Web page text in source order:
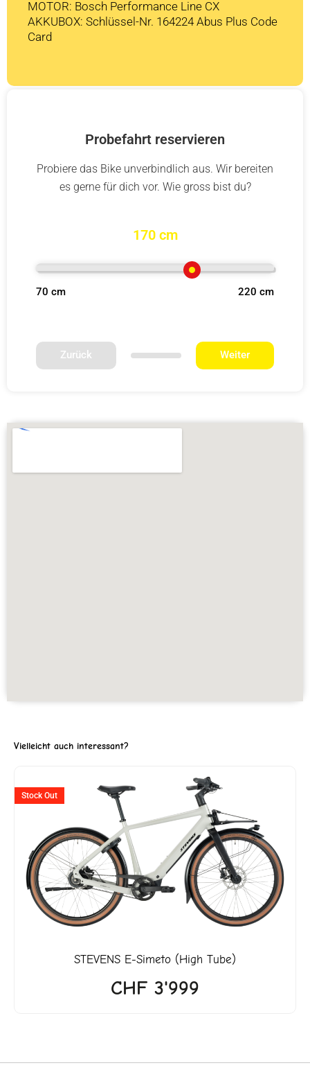
MOTOR: Bosch Performance Line CX
AKKUBOX: Schlüssel-Nr. 164224 Abus Plus Code
Card
Probefahrt reservieren
Probiere das Bike unverbindlich aus. Wir bereiten
es gerne für dich vor. Wie gross bist du?
170 cm
70 cm 220 cm
Zurück Weiter
Vielleicht auch interessant?
Stock Out
STEVENS E-Simeto (High Tube)
CHF 3'999